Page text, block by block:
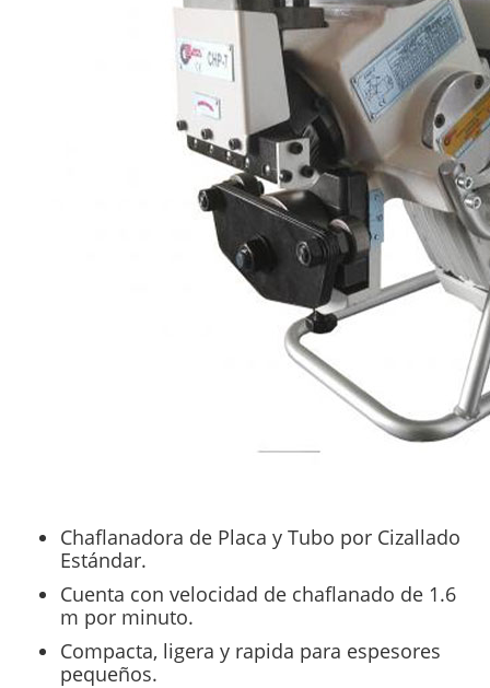
Chaflanadora de Placa y Tubo por Cizallado
Estándar.
Cuenta con velocidad de chaflanado de 1.6
m por minuto.
Compacta, ligera y rapida para espesores
pequeños.